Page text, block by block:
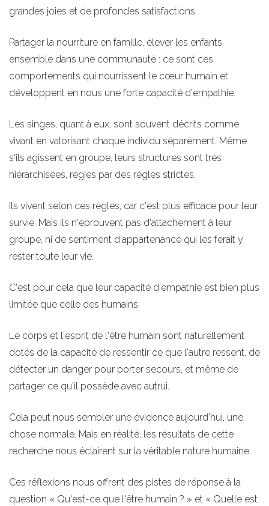
grandes joies et de profondes satisfactions.
Partager la nourriture en famille, élever les enfants
ensemble dans une communauté : ce sont ces
comportements qui nourrissent le cœur humain et
développent en nous une forte capacité d'empathie.
Les singes, quant à eux, sont souvent décrits comme
vivant en valorisant chaque individu séparément. Même
s'ils agissent en groupe, leurs structures sont très
hiérarchisées, régies par des règles strictes.
Ils vivent selon ces règles, car c'est plus efficace pour leur
survie. Mais ils n'éprouvent pas d'attachement à leur
groupe, ni de sentiment d'appartenance qui les ferait y
rester toute leur vie.
C'est pour cela que leur capacité d'empathie est bien plus
limitée que celle des humains.
Le corps et l'esprit de l'être humain sont naturellement
dotés de la capacité de ressentir ce que l'autre ressent, de
détecter un danger pour porter secours, et même de
partager ce qu'il possède avec autrui.
Cela peut nous sembler une évidence aujourd'hui, une
chose normale. Mais en réalité, les résultats de cette
recherche nous éclairent sur la véritable nature humaine.
Ces réflexions nous offrent des pistes de réponse à la
question « Qu'est-ce que l'être humain ? » et « Quelle est